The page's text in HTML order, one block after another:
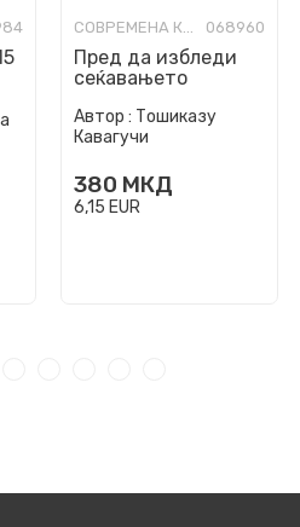
СОВРЕМЕНА КНИЖЕВНОСТ 068960
Пред да избледи
сеќавањето
Автор : Тошиказу
Кавагучи
380 МКД
6,15 EUR